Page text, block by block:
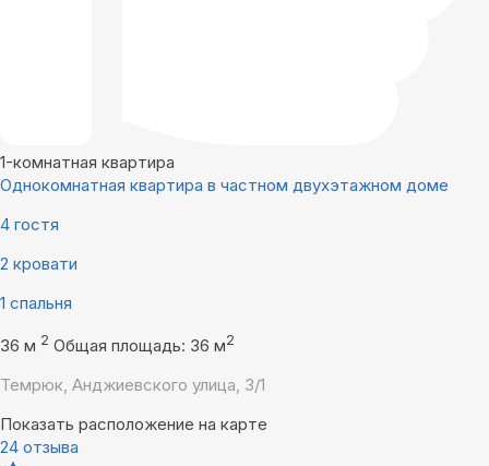
1-комнатная квартира
Однокомнатная квартира в частном двухэтажном доме
4 гостя
2 кровати
1 спальня
36 м 2 Общая площадь: 36 м2
Темрюк, Анджиевского улица, 3/1
Показать расположение на карте
24 отзыва